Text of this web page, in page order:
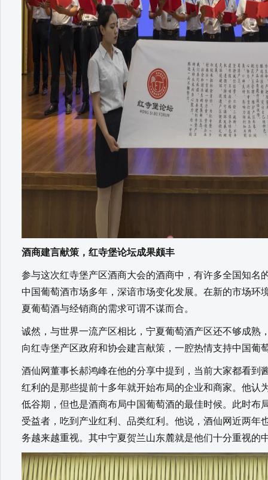
酒商建言献策，红寺堡论坛成果颇丰
参与这次红寺堡产区酒商大会的酒商中，有许多全国知名
中国葡萄酒市场多年，深谙市场变化发展。在新的市场环
夏葡萄酒与经销商的需求可谓不谋而合。
诚然，与世界一流产区相比，宁夏葡萄酒产区还不够成熟
向红寺堡产区政府和协会建言献策，一腔热情支持中国葡
酒仙网董事长郝鸿峰在他的分享中提到，当前大家都看到
红利的是那些提前十多年就开始布局的企业和商家。他认
低谷期，但也是酒商布局中国葡萄酒的最佳时候。此时布
受益者，吃到产业红利、品类红利。他说，酒仙网近两年
务越来越重视。其中宁夏贺兰山东麓就是他们十分重视的